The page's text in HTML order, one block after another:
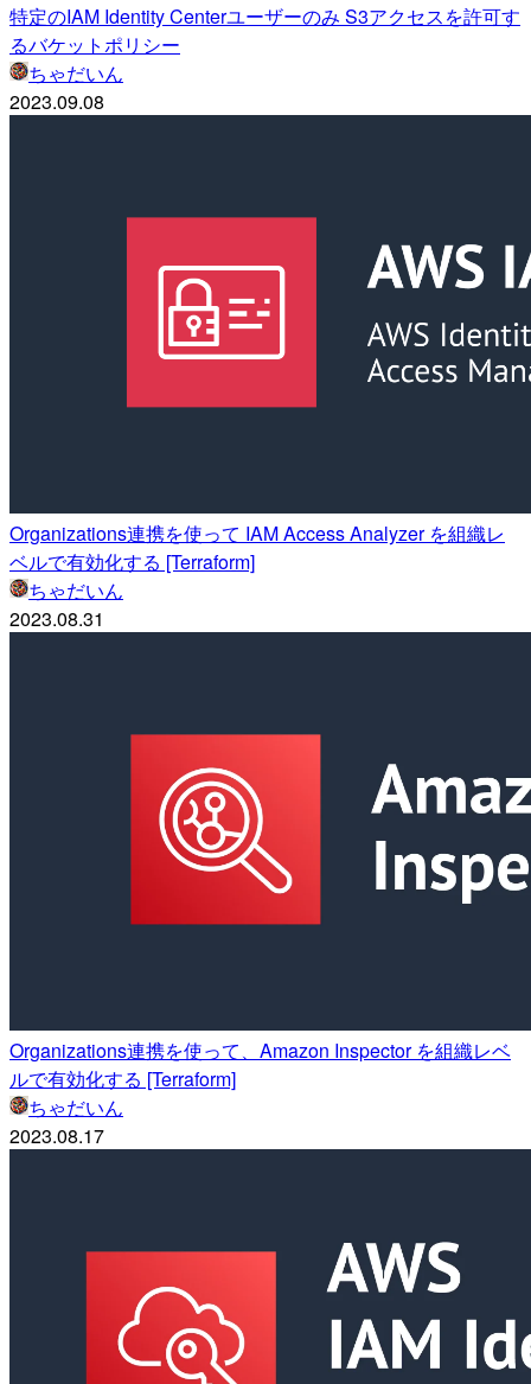
特定のIAM Identity Centerユーザーのみ S3アクセスを許可す
るバケットポリシー
ちゃだいん
2023.09.08
Organizations連携を使って IAM Access Analyzer を組織レ
ベルで有効化する [Terraform]
ちゃだいん
2023.08.31
Organizations連携を使って、Amazon Inspector を組織レベ
ルで有効化する [Terraform]
ちゃだいん
2023.08.17